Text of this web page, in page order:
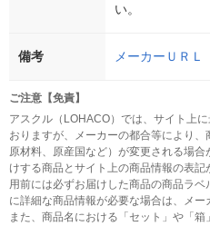
い。
備考 メーカーＵＲＬ
ご注意【免責】
アスクル（LOHACO）では、サイト上
おりますが、メーカーの都合等により、
原材料、原産国など）が変更される場
けする商品とサイト上の商品情報の表
用前には必ずお届けした商品の商品ラ
に詳細な商品情報が必要な場合は、メー
また、商品名における「セット」や「